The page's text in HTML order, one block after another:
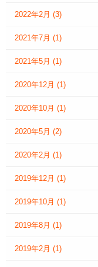
2022年2月 (3)
2021年7月 (1)
2021年5月 (1)
2020年12月 (1)
2020年10月 (1)
2020年5月 (2)
2020年2月 (1)
2019年12月 (1)
2019年10月 (1)
2019年8月 (1)
2019年2月 (1)